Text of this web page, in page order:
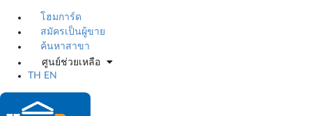
โฮมการ์ด
สมัครเป็นผู้ขาย
ค้นหาสาขา
ศูนย์ช่วยเหลือ
TH
EN